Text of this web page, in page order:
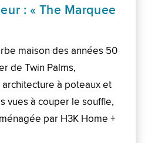
: « The Marquee
maison des années 50
de Twin Palms,
à poteaux et
vues à couper le souffle,
par H3K Home +